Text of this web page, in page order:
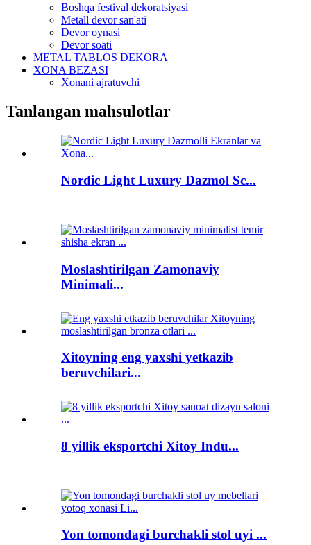
Boshqa festival dekoratsiyasi
Metall devor san'ati
Devor oynasi
Devor soati
METAL TABLOS DEKORA
XONA BEZASI
Xonani ajratuvchi
Tanlangan mahsulotlar
Nordic Light Luxury Dazmol Sc...
Moslashtirilgan Zamonaviy
Minimali...
Xitoyning eng yaxshi yetkazib
beruvchilari...
8 yillik eksportchi Xitoy Indu...
Yon tomondagi burchakli stol uyi ...